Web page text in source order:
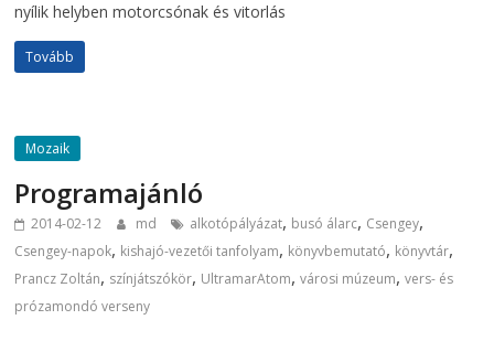
nyílik helyben motorcsónak és vitorlás
Tovább
Mozaik
Programajánló
2014-02-12 md alkotópályázat, busó álarc, Csengey,
Csengey-napok, kishajó-vezetői tanfolyam, könyvbemutató, könyvtár,
Prancz Zoltán, színjátszókör, UltramarAtom,városi múzeum,vers- és
prózamondó verseny